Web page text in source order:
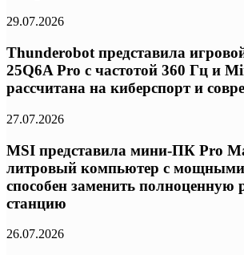
29.07.2026
Thunderobot представила
25Q6A Pro с частотой 360 Гц и
рассчитана на киберспорт и
27.07.2026
MSI представила мини-ПК Pro
литровый компьютер с
способен заменить полноценную
станцию
26.07.2026